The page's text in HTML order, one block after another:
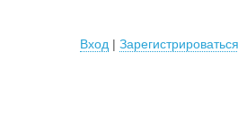
Вход | Зарегистрироваться